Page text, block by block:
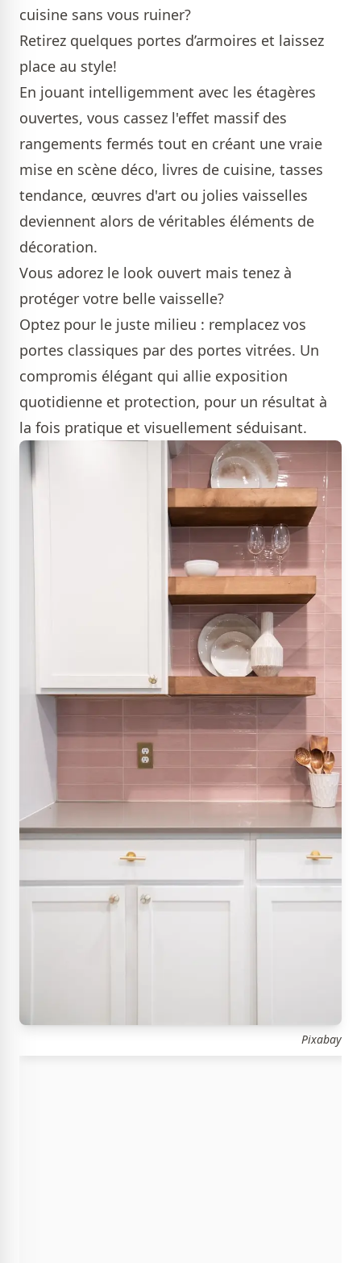
cuisine sans vous ruiner?
Retirez quelques portes d’armoires et laissez
place au style!
En jouant intelligemment avec les étagères
ouvertes, vous cassez l'effet massif des
rangements fermés tout en créant une vraie
mise en scène déco, livres de cuisine, tasses
tendance, œuvres d'art ou jolies vaisselles
deviennent alors de véritables éléments de
décoration.
Vous adorez le look ouvert mais tenez à
protéger votre belle vaisselle?
Optez pour le juste milieu : remplacez vos
portes classiques par des portes vitrées. Un
compromis élégant qui allie exposition
quotidienne et protection, pour un résultat à
la fois pratique et visuellement séduisant.
Pixabay